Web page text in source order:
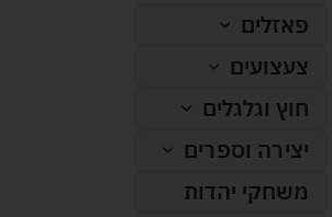
פאזלים
צעצועים
חוץ וגלגלים
יצירה וספרים
משחקי יהדות